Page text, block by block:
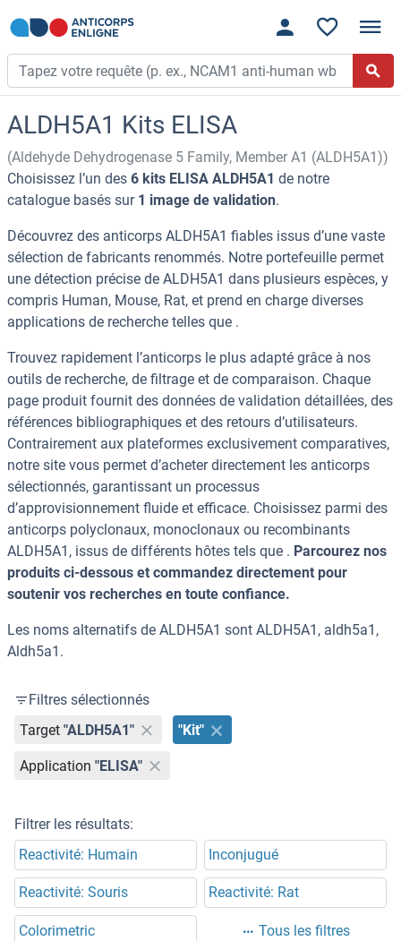
ALDH5A1 Kits ELISA
(Aldehyde Dehydrogenase 5 Family, Member A1 (ALDH5A1))
Choisissez l’un des 6 kits ELISA ALDH5A1 de notre
catalogue basés sur 1 image de validation.
Découvrez des anticorps ALDH5A1 fiables issus d’une vaste
sélection de fabricants renommés. Notre portefeuille permet
une détection précise de ALDH5A1 dans plusieurs espèces, y
compris Human, Mouse, Rat, et prend en charge diverses
applications de recherche telles que .
Trouvez rapidement l’anticorps le plus adapté grâce à nos
outils de recherche, de filtrage et de comparaison. Chaque
page produit fournit des données de validation détaillées, des
références bibliographiques et des retours d’utilisateurs.
Contrairement aux plateformes exclusivement comparatives,
notre site vous permet d’acheter directement les anticorps
sélectionnés, garantissant un processus
d’approvisionnement fluide et efficace. Choisissez parmi des
anticorps polyclonaux, monoclonaux ou recombinants
ALDH5A1, issus de différents hôtes tels que . Parcourez nos
produits ci-dessous et commandez directement pour
soutenir vos recherches en toute confiance.
Les noms alternatifs de ALDH5A1 sont ALDH5A1, aldh5a1,
Aldh5a1.
Filtres sélectionnés
Target "ALDH5A1" "Kit"
Application "ELISA"
Filtrer les résultats:
Reactivité: Humain
Inconjugué
Reactivité: Souris Reactivité: Rat
Colorimetric Tous les filtres